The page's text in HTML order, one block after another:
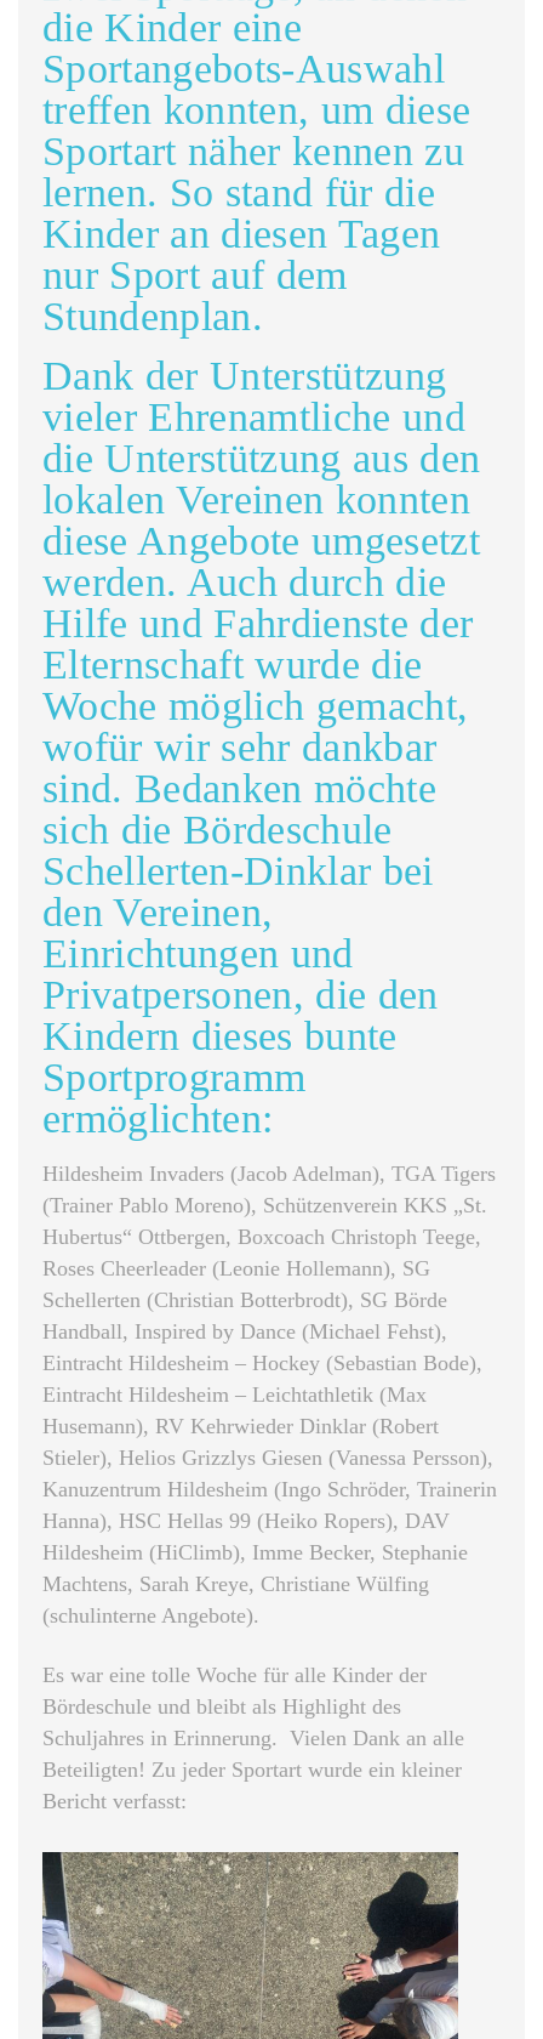
die Kinder eine
Sportangebots-Auswahl
treffen konnten, um diese
Sportart näher kennen zu
lernen. So stand für die
Kinder an diesen Tagen
nur Sport auf dem
Stundenplan.
Dank der Unterstützung
vieler Ehrenamtliche und
die Unterstützung aus den
lokalen Vereinen konnten
diese Angebote umgesetzt
werden. Auch durch die
Hilfe und Fahrdienste der
Elternschaft wurde die
Woche möglich gemacht,
wofür wir sehr dankbar
sind. Bedanken möchte
sich die Bördeschule
Schellerten-Dinklar bei
den Vereinen,
Einrichtungen und
Privatpersonen, die den
Kindern dieses bunte
Sportprogramm
ermöglichten:
Hildesheim Invaders (Jacob Adelman), TGA Tigers
(Trainer Pablo Moreno), Schützenverein KKS „St.
Hubertus“ Ottbergen, Boxcoach Christoph Teege,
Roses Cheerleader (Leonie Hollemann), SG
Schellerten (Christian Botterbrodt), SG Börde
Handball, Inspired by Dance (Michael Fehst),
Eintracht Hildesheim – Hockey (Sebastian Bode),
Eintracht Hildesheim – Leichtathletik (Max
Husemann), RV Kehrwieder Dinklar (Robert
Stieler), Helios Grizzlys Giesen (Vanessa Persson),
Kanuzentrum Hildesheim (Ingo Schröder, Trainerin
Hanna), HSC Hellas 99 (Heiko Ropers), DAV
Hildesheim (HiClimb), Imme Becker, Stephanie
Machtens, Sarah Kreye, Christiane Wülfing
(schulinterne Angebote).
Es war eine tolle Woche für alle Kinder der
Bördeschule und bleibt als Highlight des
Schuljahres in Erinnerung. Vielen Dank an alle
Beteiligten! Zu jeder Sportart wurde ein kleiner
Bericht verfasst: